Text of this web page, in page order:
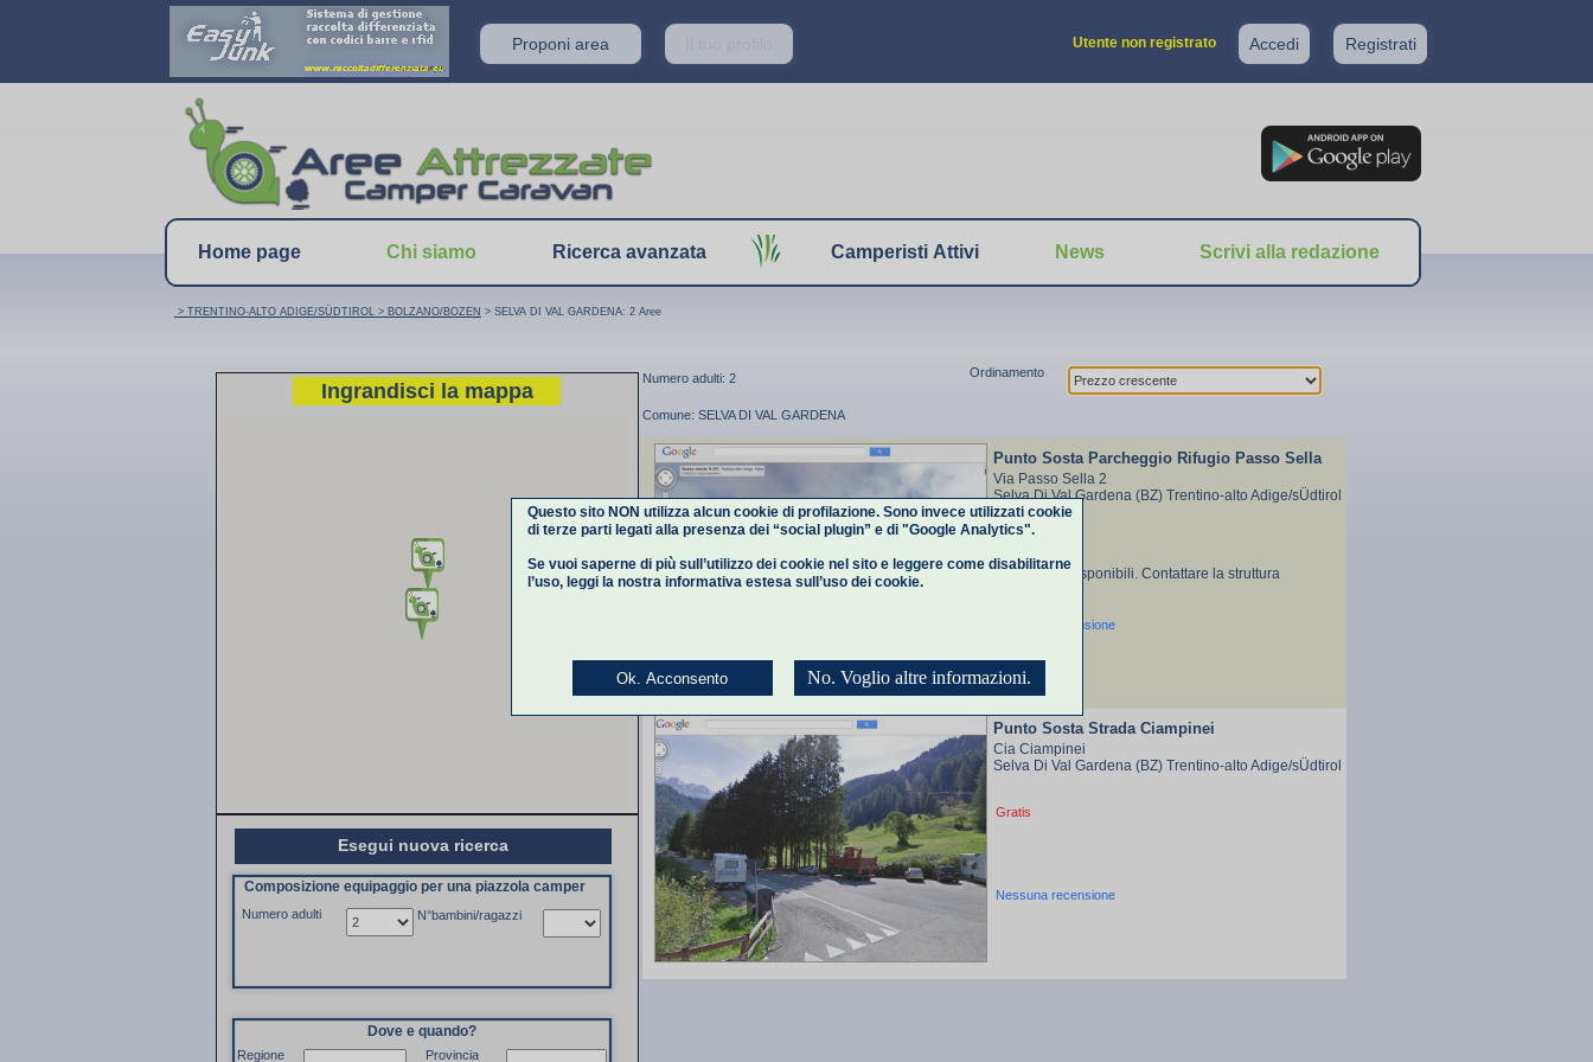
Utente non registrato
Proponi area Accedi Registrati
Home page Chi siamo Ricerca avanzata Camperisti Attivi News Scrivi alla redazione
Numero adulti: 2
Comune: SELVA DI VAL GARDENA
Ordinamento
Punto Sosta Parcheggio Rifugio Passo Sella
Via Passo Sella 2
Selva Di Val Gardena (BZ) Trentino-alto Adige/sÜdtirol
Prezzi non disponibili. Contattare la struttura
Nessuna recensione
Punto Sosta Strada Ciampinei
Cia Ciampinei
Selva Di Val Gardena (BZ) Trentino-alto Adige/sÜdtirol
Gratis
Nessuna recensione
Ingrandisci la mappa
Esegui nuova ricerca
Composizione equipaggio per una piazzola camper
Numero adulti N°bambini/ragazzi
Regione Provincia
Dove e quando?
> TRENTINO-ALTO ADIGE/SÜDTIROL > BOLZANO/BOZEN > SELVA DI VAL GARDENA: 2 Aree
Questo sito NON utilizza alcun cookie di profilazione. Sono invece utilizzati cookie
di terze parti legati alla presenza dei “social plugin” e di "Google Analytics".
Se vuoi saperne di più sull’utilizzo dei cookie nel sito e leggere come disabilitarne
l’uso,leggi la nostra informativa estesasull’uso dei cookie.
Ok. Acconsento No. Voglio altre informazioni.